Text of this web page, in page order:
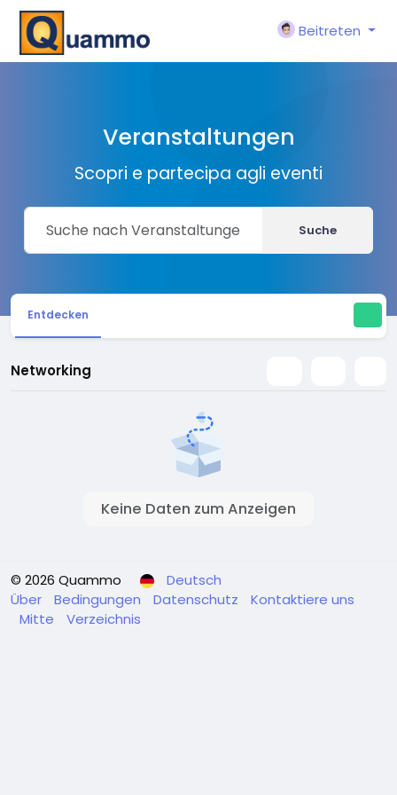
Beitreten
Veranstaltungen
Scopri e partecipa agli eventi
Suche
Entdecken
Networking
Keine Daten zum Anzeigen
© 2026 Quammo
Deutsch
Über
Bedingungen Datenschutz
Kontaktiere uns
Mitte
Verzeichnis